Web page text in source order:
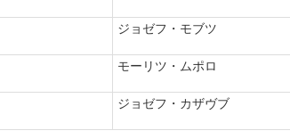
ジョゼフ・モブツ
モーリツ・ムポロ
ジョゼフ・カザヴブ